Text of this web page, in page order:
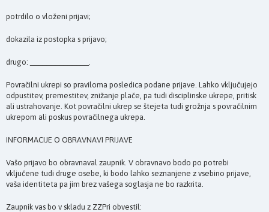
potrdilo o vloženi prijavi;
dokazila iz postopka s prijavo;
drugo: ______________.
Povračilni ukrepi so praviloma posledica podane prijave. Lahko vključujejo
odpustitev, premestitev, znižanje plače, pa tudi disciplinske ukrepe, pritisk
ali ustrahovanje. Kot povračilni ukrep se štejeta tudi grožnja s povračilnim
ukrepom ali poskus povračilnega ukrepa.
INFORMACIJE O OBRAVNAVI PRIJAVE
Vašo prijavo bo obravnaval zaupnik. V obravnavo bodo po potrebi
vključene tudi druge osebe, ki bodo lahko seznanjene z vsebino prijave,
vaša identiteta pa jim brez vašega soglasja ne bo razkrita.
Zaupnik vas bo v skladu z ZZPri obvestil: